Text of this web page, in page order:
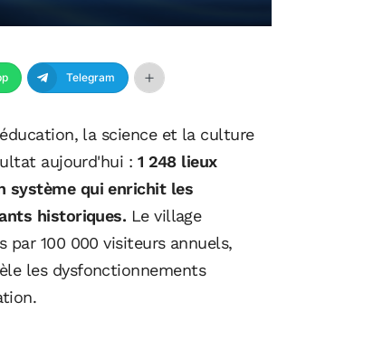
Telegram
la science et la culture
aujourd'hui : 1 248 lieux
système qui enrichit les
historiques. Le village
par 100 000 visiteurs annuels,
les dysfonctionnements